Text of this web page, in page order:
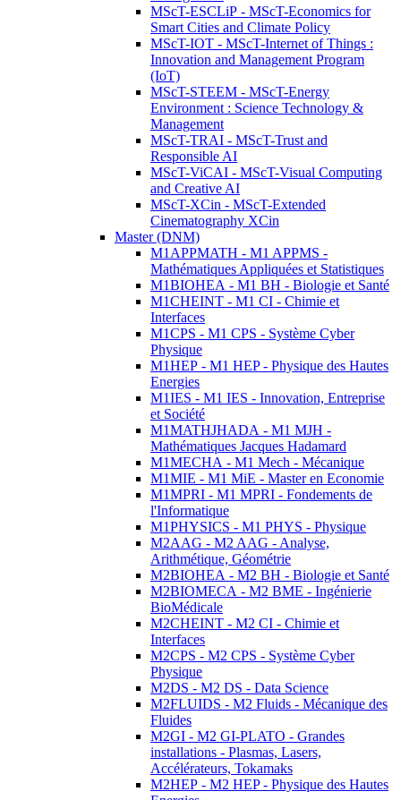
MScT-ESCLiP - MScT-Economics for
Smart Cities and Climate Policy
MScT-IOT - MScT-Internet of Things :
Innovation and Management Program
(IoT)
MScT-STEEM - MScT-Energy
Environment : Science Technology &
Management
MScT-TRAI - MScT-Trust and
Responsible AI
MScT-ViCAI - MScT-Visual Computing
and Creative AI
MScT-XCin - MScT-Extended
Cinematography XCin
Master (DNM)
M1APPMATH - M1 APPMS -
Mathématiques Appliquées et Statistiques
M1BIOHEA - M1 BH - Biologie et Santé
M1CHEINT - M1 CI - Chimie et
Interfaces
M1CPS - M1 CPS - Système Cyber
Physique
M1HEP - M1 HEP - Physique des Hautes
Energies
M1IES - M1 IES - Innovation, Entreprise
et Société
M1MATHJHADA - M1 MJH -
Mathématiques Jacques Hadamard
M1MECHA - M1 Mech - Mécanique
M1MIE - M1 MiE - Master en Economie
M1MPRI - M1 MPRI - Fondements de
l'Informatique
M1PHYSICS - M1 PHYS - Physique
M2AAG - M2 AAG - Analyse,
Arithmétique, Géométrie
M2BIOHEA - M2 BH - Biologie et Santé
M2BIOMECA - M2 BME - Ingénierie
BioMédicale
M2CHEINT - M2 CI - Chimie et
Interfaces
M2CPS - M2 CPS - Système Cyber
Physique
M2DS - M2 DS - Data Science
M2FLUIDS - M2 Fluids - Mécanique des
Fluides
M2GI - M2 GI-PLATO - Grandes
installations - Plasmas, Lasers,
Accélérateurs, Tokamaks
M2HEP - M2 HEP - Physique des Hautes